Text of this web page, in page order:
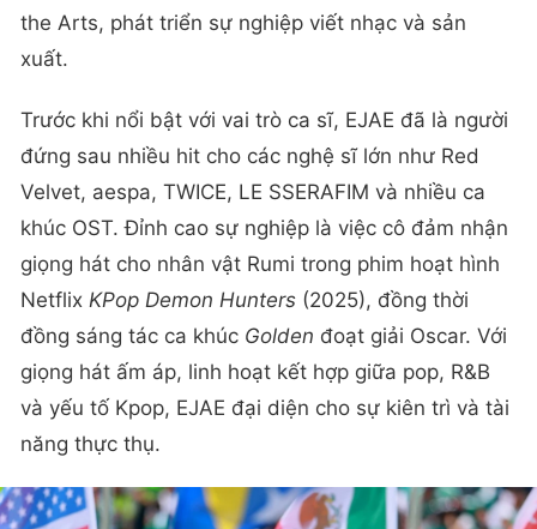
the Arts, phát triển sự nghiệp viết nhạc và sản
xuất.
Trước khi nổi bật với vai trò ca sĩ, EJAE đã là người
đứng sau nhiều hit cho các nghệ sĩ lớn như Red
Velvet, aespa, TWICE, LE SSERAFIM và nhiều ca
khúc OST. Đỉnh cao sự nghiệp là việc cô đảm nhận
giọng hát cho nhân vật Rumi trong phim hoạt hình
Netflix KPop Demon Hunters (2025), đồng thời
đồng sáng tác ca khúc Golden đoạt giải Oscar. Với
giọng hát ấm áp, linh hoạt kết hợp giữa pop, R&B
và yếu tố Kpop, EJAE đại diện cho sự kiên trì và tài
năng thực thụ.